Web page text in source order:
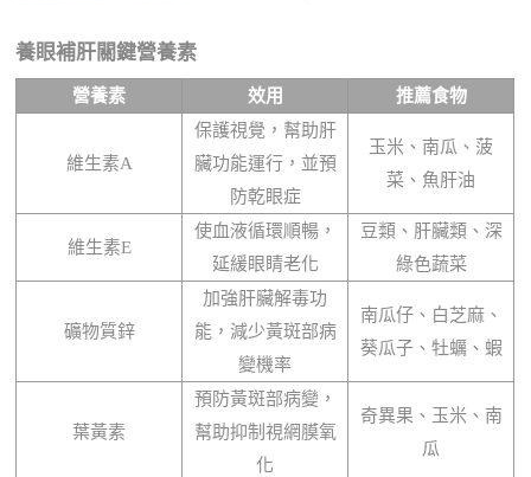
養眼補肝關鍵營養素
營養素 效用 推薦食物
維生素A
保護視覺，幫助肝
臟功能運行，並預
防乾眼症
玉米、南瓜、菠
菜、魚肝油
維生素E
使血液循環順暢，
延緩眼睛老化
豆類、肝臟類、深
綠色蔬菜
礦物質鋅
加強肝臟解毒功
能，減少黃斑部病
變機率
南瓜仔、白芝麻、
葵瓜子、牡蠣、蝦
葉黃素
預防黃斑部病變，
幫助抑制視網膜氧
化
奇異果、玉米、南
瓜